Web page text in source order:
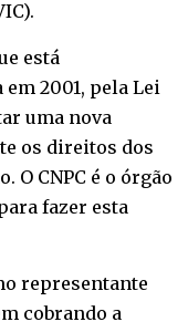
está
2001, pela Lei
uma nova
os direitos dos
O CNPC é o órgão
fazer esta
representante
cobrando a